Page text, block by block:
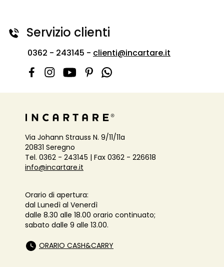
Servizio clienti
0362 - 243145 - clienti@incartare.it
Via Johann Strauss N. 9/11/11a
20831 Seregno
Tel. 0362 - 243145 | Fax 0362 - 226618
info@incartare.it
Orario di apertura:
dal Lunedì al Venerdì
dalle 8.30 alle 18.00 orario continuato;
sabato dalle 9 alle 13.00.
ORARIO CASH&CARRY